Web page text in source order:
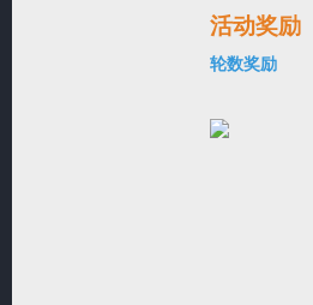
活动奖励
轮数奖励